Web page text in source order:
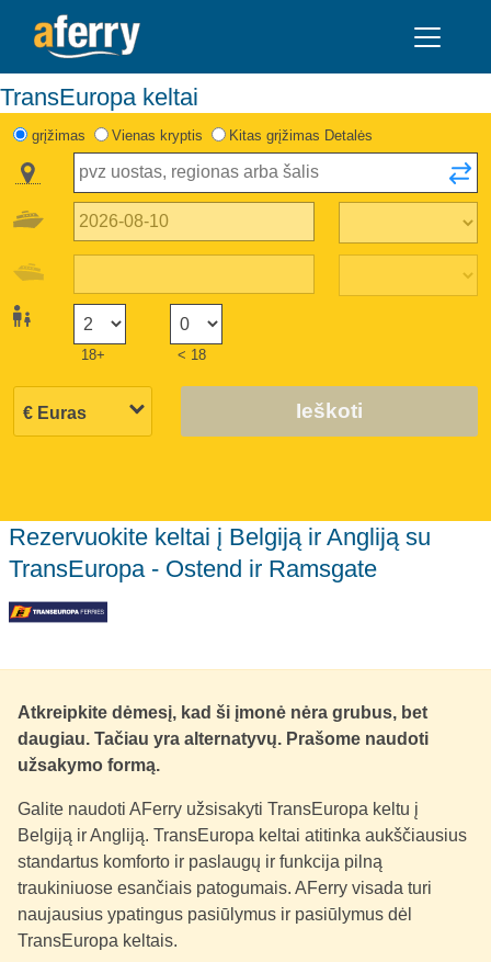
TransEuropa keltai
grįžimas Vienas kryptis Kitas grįžimas Detalės
18+ < 18
Ieškoti
Rezervuokite keltai į Belgiją ir Angliją su
TransEuropa - Ostend ir Ramsgate
Atkreipkite dėmesį, kad ši įmonė nėra grubus, bet
daugiau. Tačiau yra alternatyvų. Prašome naudoti
užsakymo formą.
Galite naudoti AFerry užsisakyti TransEuropa keltu į
Belgiją ir Angliją. TransEuropa keltai atitinka aukščiausius
standartus komforto ir paslaugų ir funkcija pilną
traukiniuose esančiais patogumais. AFerry visada turi
naujausius ypatingus pasiūlymus ir pasiūlymus dėl
TransEuropa keltais.